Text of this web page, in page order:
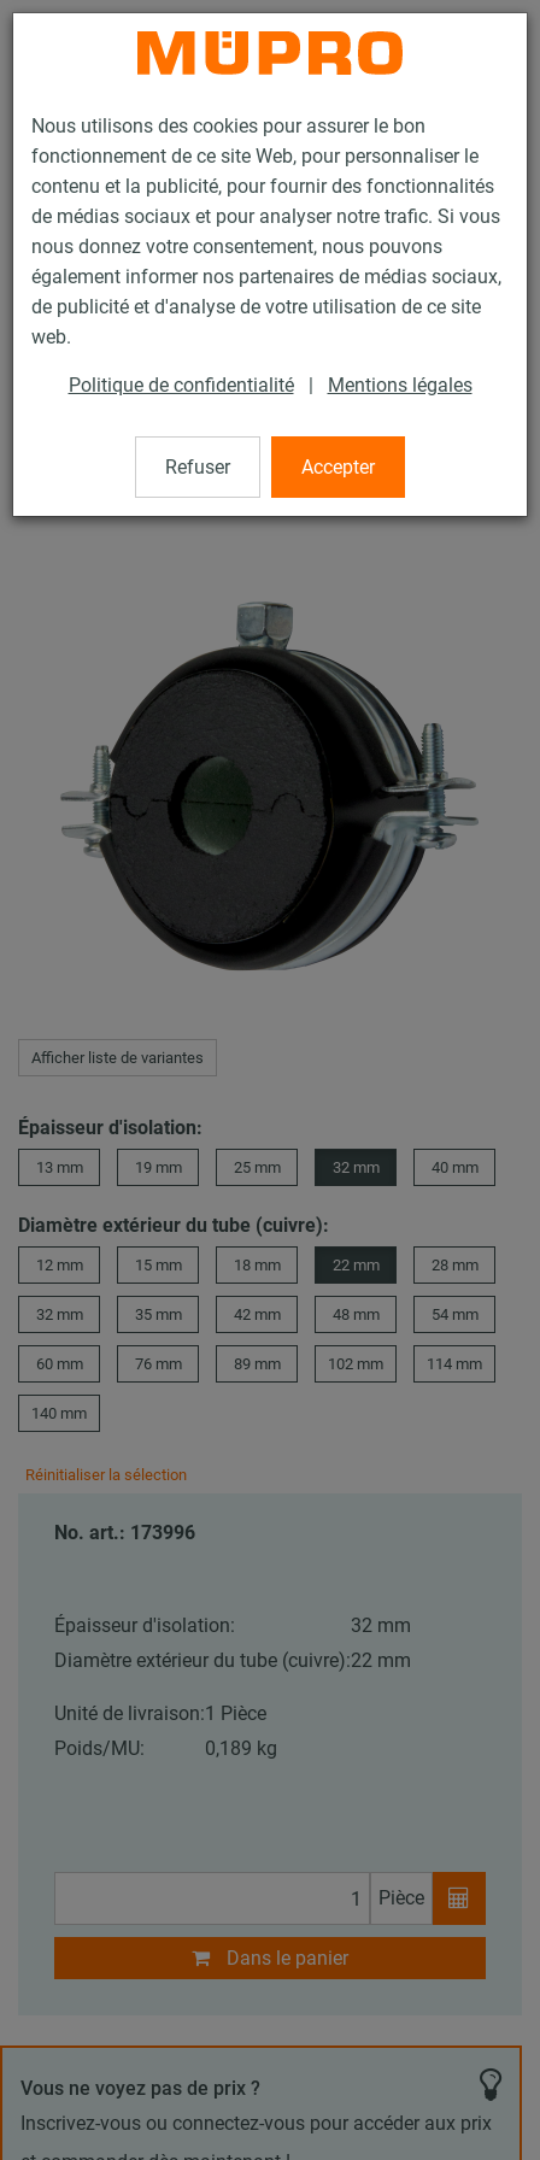
Nous utilisons des cookies pour assurer le bon
fonctionnement de ce site Web, pour personnaliser le
contenu et la publicité, pour fournir des fonctionnalités
de médias sociaux et pour analyser notre trafic. Si vous
nous donnez votre consentement, nous pouvons
également informer nos partenaires de médias sociaux,
de publicité et d'analyse de votre utilisation de ce site
web.
Politique de confidentialité | Mentions légales
Refuser Accepter
Contact
Produits Technique de fixation
Colliers
Collier coquille ÉCOLIGHT®
Collier coquille ÉCOLIGHT®
Collier Ecolight 21/32
Afficher liste de variantes
Épaisseur d'isolation:
13 mm 19 mm 25 mm 32 mm 40 mm
Diamètre extérieur du tube (cuivre):
12 mm 15 mm 18 mm 22 mm 28 mm
32 mm 35 mm 42 mm 48 mm 54 mm
60 mm 76 mm 89 mm 102 mm 114 mm
140 mm
Réinitialiser la sélection
No. art.: 173996
Épaisseur d'isolation:
32 mm
Diamètre extérieur du tube (cuivre):22 mm
Unité de livraison:1 Pièce
Poids/MU:
0,189 kg
Pièce
Dans le panier
Vous ne voyez pas de prix ?
Inscrivez-vous ou connectez-vous pour accéder aux prix